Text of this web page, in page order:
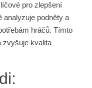
pro zlepšení
analyzuje podněty a
hráčů. Tímto
zvyšuje kvalita